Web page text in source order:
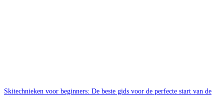
Skitechnieken voor beginners: De beste gids voor de perfecte start van de